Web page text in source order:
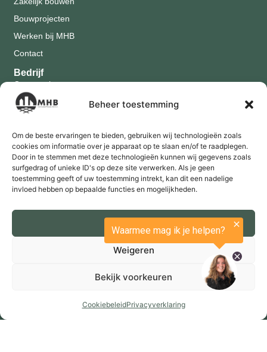
Beheer toestemming
Om de beste ervaringen te bieden, gebruiken wij technologieën zoals
cookies om informatie over je apparaat op te slaan en/of te raadplegen.
Door in te stemmen met deze technologieën kunnen wij gegevens zoals
surfgedrag of unieke ID's op deze site verwerken. Als je geen
toestemming geeft of uw toestemming intrekt, kan dit een nadelige
invloed hebben op bepaalde functies en mogelijkheden.
Weigeren
Bekijk voorkeuren
CookiebeleidPrivacyverklaring
Bouwprojecten
Werken bij MHB
Contact
Bedrijf
Onze projecten
Vacatures
Contact
Verstuur